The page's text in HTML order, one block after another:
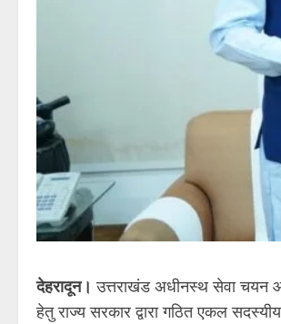
देहरादून। उत्तराखंड अधीनस्थ सेवा चयन
हेतु राज्य सरकार द्वारा गठित एकल